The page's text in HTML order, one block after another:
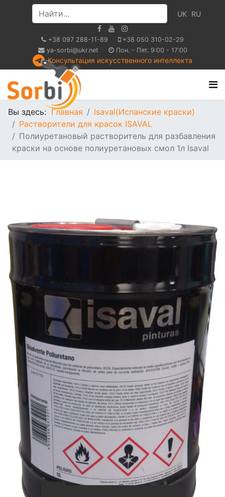
UK RU
+38 097 288-11-89
+38 050 310-02-29
ya-sorbi@ukr.net
Пон. - Пят. 9:00 - 17:00
Консультация искусственного интеллекта
Вы здесь:Главная
Isaval(Испанские краски)
Растворители для красок ISAVAL
Полиуретановый растворитель для разбавления
краски на основе полиуретановых смол 1л Isaval